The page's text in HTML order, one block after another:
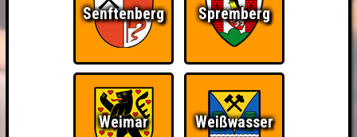
Senftenberg Spremberg
Weimar Weißwasser